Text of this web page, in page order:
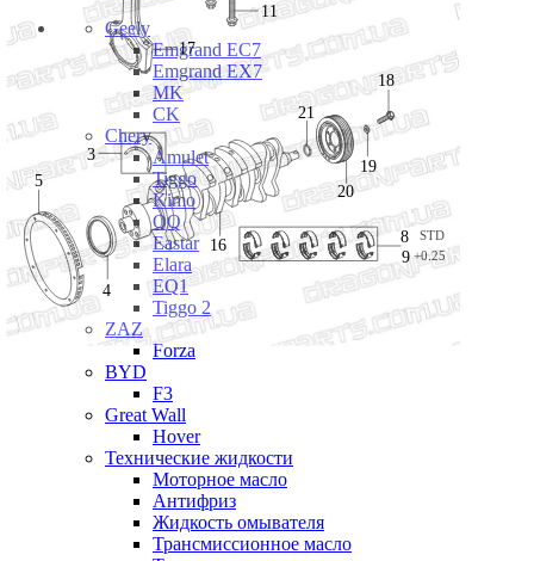
Geely
Emgrand EC7
Emgrand EX7
MK
CK
Chery
Amulet
Tiggo
Kimo
QQ
Eastar
Elara
EQ1
Tiggo 2
ZAZ
Forza
BYD
F3
Great Wall
Hover
Технические жидкости
Моторное масло
Антифриз
Жидкость омывателя
Трансмиссионное масло
STD
+0.25
11
17
18
21
19
20
3
5
4
16
8
9